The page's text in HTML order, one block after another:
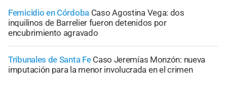
Femicidio en Córdoba Caso Agostina Vega: dos
inquilinos de Barrelier fueron detenidos por
encubrimiento agravado
Tribunales de Santa Fe Caso Jeremías Monzón: nueva
imputación para la menor involucrada en el crimen